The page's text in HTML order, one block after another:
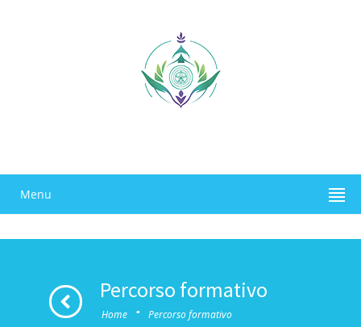
Menu
Percorso formativo
Home · Percorso formativo